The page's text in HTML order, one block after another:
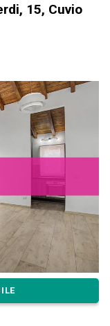
15, Cuvio